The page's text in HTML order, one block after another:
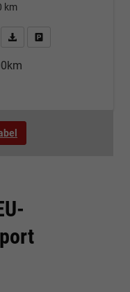
km
& Angebot anfordern
PDF-Datei, Fahrzeugexposé